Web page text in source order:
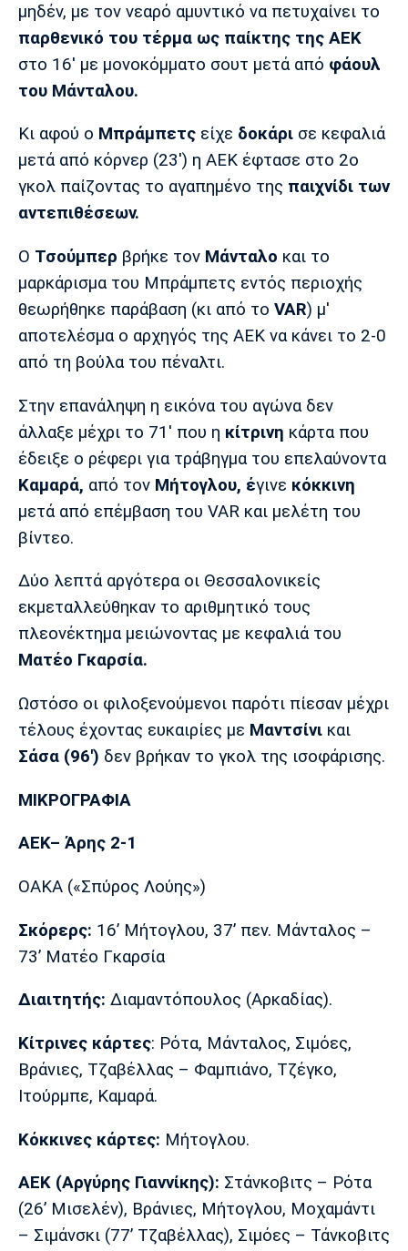
Πόρτο
μηδέν, με τον νεαρό αμυντικό να πετυχαίνει το
παρθενικό του τέρμα ως παίκτης της ΑΕΚ
στο 16' με μονοκόμματο σουτ μετά από φάουλ
του Μάνταλου.
Κι αφού ο Μπράμπετς είχε δοκάρι σε κεφαλιά
μετά από κόρνερ (23') η ΑΕΚ έφτασε στο 2ο
γκολ παίζοντας το αγαπημένο της παιχνίδι των
αντεπιθέσεων.
Ο Τσούμπερ βρήκε τον Μάνταλο και το
μαρκάρισμα του Μπράμπετς εντός περιοχής
θεωρήθηκε παράβαση (κι από το VAR) μ'
αποτελέσμα ο αρχηγός της ΑΕΚ να κάνει το 2-0
από τη βούλα του πέναλτι.
Στην επανάληψη η εικόνα του αγώνα δεν
άλλαξε μέχρι το 71' που η κίτρινη κάρτα που
έδειξε ο ρέφερι για τράβηγμα του επελαύνοντα
Καμαρά, από τον Μήτογλου, έγινε κόκκινη
μετά από επέμβαση του VAR και μελέτη του
βίντεο.
Δύο λεπτά αργότερα οι Θεσσαλονικείς
εκμεταλλεύθηκαν το αριθμητικό τους
πλεονέκτημα μειώνοντας με κεφαλιά του
Ματέο Γκαρσία.
Ωστόσο οι φιλοξενούμενοι παρότι πίεσαν μέχρι
τέλους έχοντας ευκαιρίες με Μαντσίνι και
Σάσα (96') δεν βρήκαν το γκολ της ισοφάρισης.
ΜΙΚΡΟΓΡΑΦΙΑ
AEK– Άρης 2-1
ΟΑΚΑ («Σπύρος Λούης»)
Σκόρερς: 16’ Μήτογλου, 37’ πεν. Μάνταλος –
73’ Ματέο Γκαρσία
Διαιτητής: Διαμαντόπουλος (Αρκαδίας).
Κίτρινες κάρτες: Ρότα, Μάνταλος, Σιμόες,
Βράνιες, Τζαβέλλας – Φαμπιάνο, Τζέγκο,
Ιτούρμπε, Καμαρά.
Κόκκινες κάρτες: Μήτογλου.
AEK (Αργύρης Γιαννίκης): Στάνκοβιτς – Ρότα
(26’ Μισελέν), Βράνιες, Μήτογλου, Μοχαμάντι
– Σιμάνσκι (77’ Τζαβέλλας), Σιμόες – Τάνκοβιτς